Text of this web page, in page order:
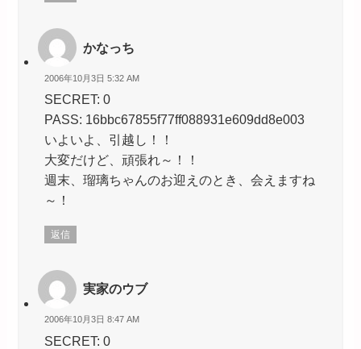
かなっち
2006年10月3日 5:32 AM
SECRET: 0
PASS: 16bbc67855f77ff088931e609dd8e003
いよいよ、引越し！！
大変だけど、頑張れ～！！
週末、瑠璃ちゃんのお迎えのとき、会えますね
～！
返信
実家のウブ
2006年10月3日 8:47 AM
SECRET: 0